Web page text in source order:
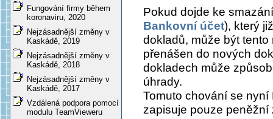
Fungování firmy během
koronaviru, 2020
Nejzásadnější změny v
Kaskádě, 2019
Nejzásadnější změny v
Kaskádě, 2018
Nejzásadnější změny v
Kaskádě, 2017
Vzdálená podpora pomocí
modulu TeamVieweru
Pokud dojde ke
Bankovní účet), který
dokladů, může být
přenášen do nových
dokladech může
úhrady.
Tomuto chování se
zapisuje pouze